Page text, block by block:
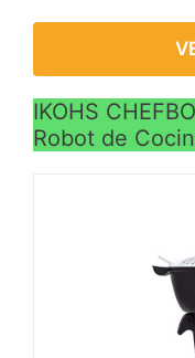
IKOHS
Robot de